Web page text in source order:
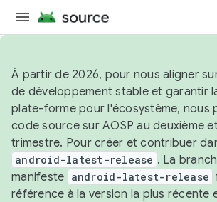
À partir de 2026, pour nous aligner
de développement stable et garantir
plate-forme pour l'écosystème, nous
code source sur AOSP au deuxième
trimestre. Pour créer et contribuer
android-latest-release . La
manifeste android-latest-release
référence à la version la plus récente